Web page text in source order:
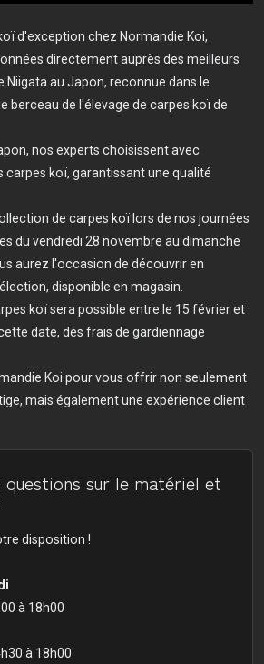
d'exception chez Normandie Koi,
directement auprès des meilleurs
Niigata au Japon, reconnue dans le
berceau de l'élevage de carpes koï de
nos experts choisissent avec
carpes koï, garantissant une qualité
de carpes koï lors de nos journées
du vendredi 28 novembre au dimanche
aurez l'occasion de découvrir en
disponible en magasin.
koï sera possible entre le 15 février et
date, des frais de gardiennage
Koi pour vous offrir non seulement
mais également une expérience client
questions sur le matériel et
disposition !
à 18h00
à 18h00